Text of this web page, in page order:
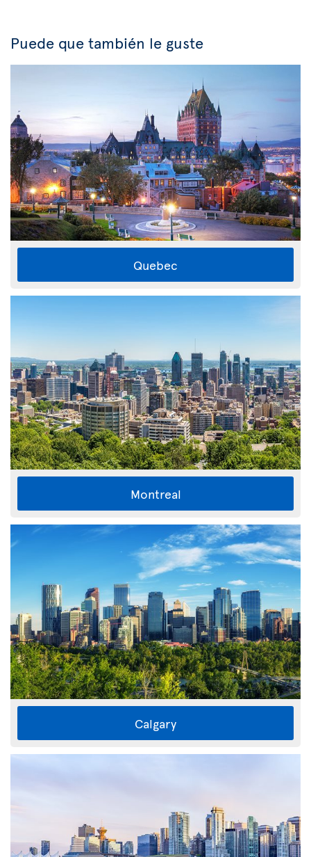
Puede que también le guste
Quebec
Montreal
Calgary